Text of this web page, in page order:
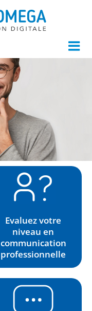
Evaluez votre
niveau en
communication
professionnelle